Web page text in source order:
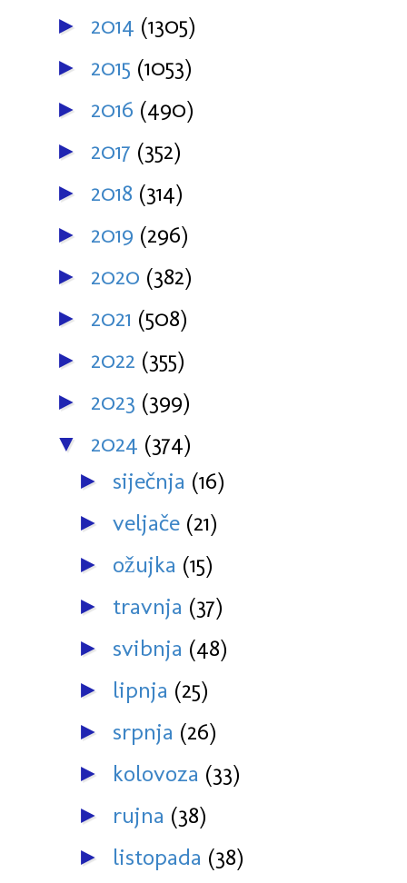
► 2014 (1305)
► 2015 (1053)
► 2016 (490)
► 2017 (352)
► 2018 (314)
► 2019 (296)
► 2020 (382)
► 2021 (508)
► 2022 (355)
► 2023 (399)
▼ 2024 (374)
► siječnja (16)
► veljače (21)
► ožujka (15)
► travnja (37)
► svibnja (48)
► lipnja (25)
► srpnja (26)
► kolovoza (33)
► rujna (38)
► listopada (38)